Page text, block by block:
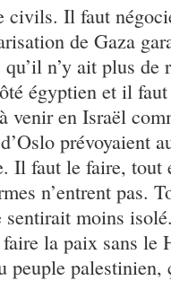
civils. Il faut
de Gaza
n’y ait plus de
égyptien et il
venir en Israël
prévoyaient
Il faut le faire, tout
n’entrent pas.
moins
la paix sans le
peuple palestinien,